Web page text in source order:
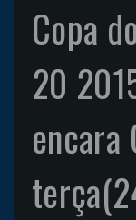
Copa
20
encara